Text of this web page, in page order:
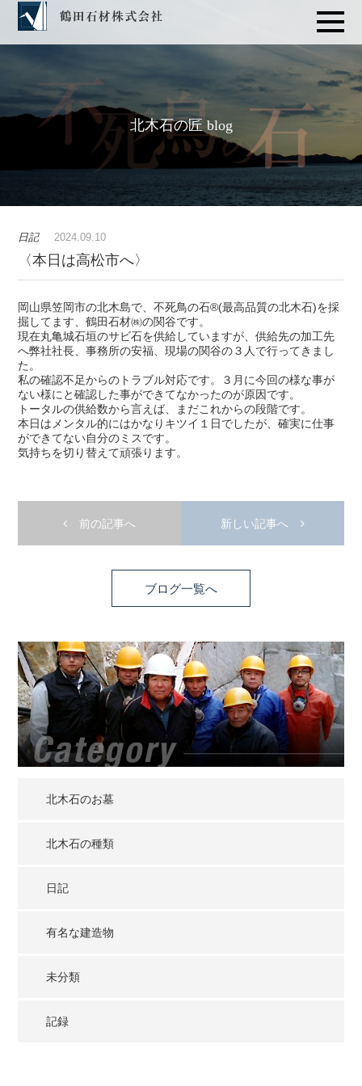
北木石の匠 blog
日記 2024.09.10
〈本日は高松市へ〉
岡山県笠岡市の北木島で、不死鳥の石®(最高品質の北木石)を採
掘してます、鶴田石材㈱の関谷です。
現在丸亀城石垣のサビ石を供給していますが、供給先の加工先
へ弊社社長、事務所の安福、現場の関谷の３人で行ってきまし
た。
私の確認不足からのトラブル対応です。３月に今回の様な事が
ない様にと確認した事ができてなかったのが原因です。
トータルの供給数から言えば、まだこれからの段階です。
本日はメンタル的にはかなりキツイ１日でしたが、確実に仕事
ができてない自分のミスです。
気持ちを切り替えて頑張ります。
前の記事へ 新しい記事へ
ブログ一覧へ
北木石のお墓
北木石の種類
日記
有名な建造物
未分類
記録